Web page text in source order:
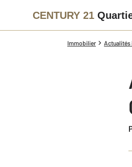
CENTURY 21
Immobilier Actualités